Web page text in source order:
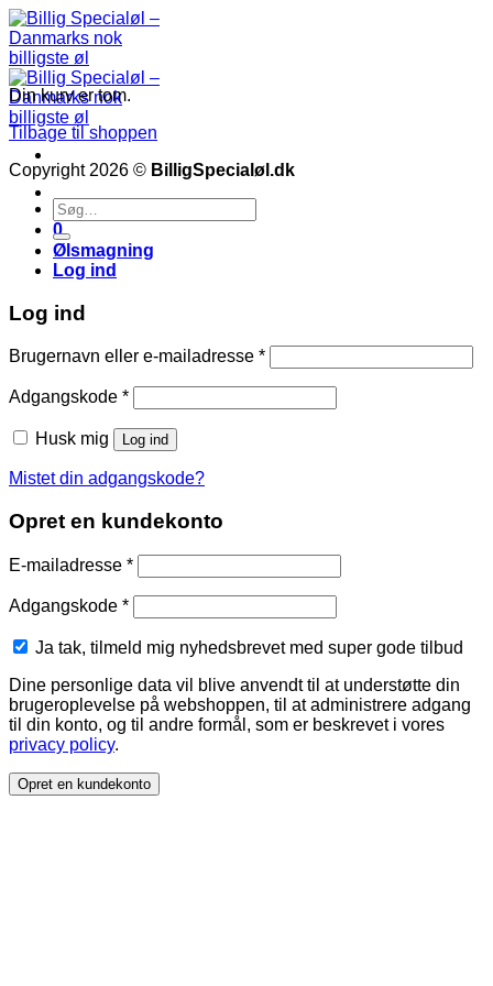
Fortsæt
til
indhold
0
Din kurv er tom.
Tilbage til shoppen
Copyright 2026 © BilligSpecialøl.dk
Søg
efter:
Ølsmagning
Log ind
Log ind
Brugernavn eller e-mailadresse *Påkrævet
Adgangskode *Påkrævet
Husk mig Log ind
Mistet din adgangskode?
Opret en kundekonto
E-mailadresse *Påkrævet
Adgangskode *Påkrævet
Ja tak, tilmeld mig nyhedsbrevet med super gode tilbud
Dine personlige data vil blive anvendt til at understøtte din
brugeroplevelse på webshoppen, til at administrere adgang
til din konto, og til andre formål, som er beskrevet i vores
privacy policy.
Opret en kundekonto